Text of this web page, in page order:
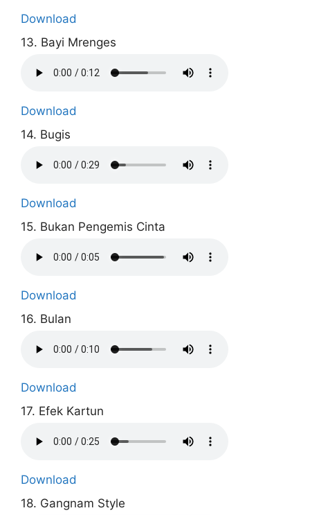
Download
13. Bayi Mrenges
Download
14. Bugis
Download
15. Bukan Pengemis Cinta
Download
16. Bulan
Download
17. Efek Kartun
Download
18. Gangnam Style